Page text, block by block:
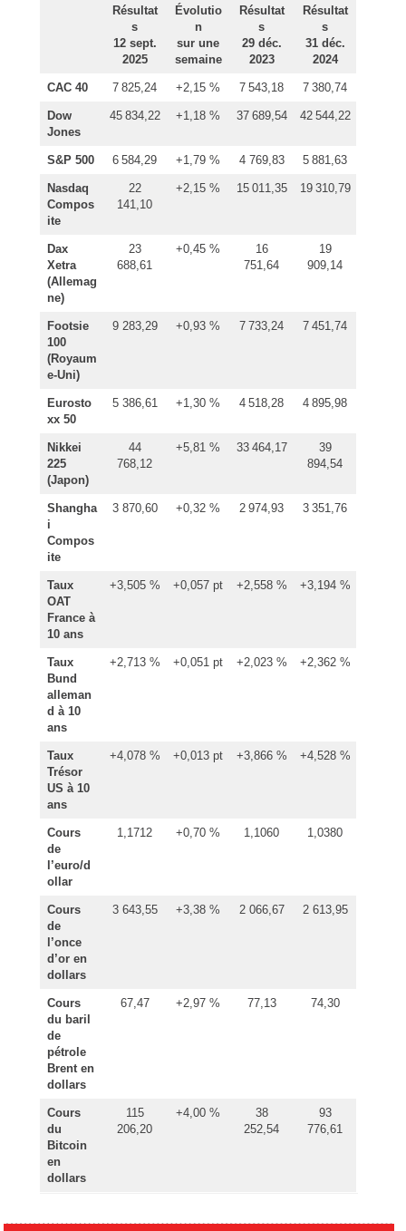
Résultat
s
12 sept.
2025
Évolutio
n
sur une
semaine
Résultat
s
29 déc.
2023
Résultat
s
31 déc.
2024
CAC 40 7 825,24 +2,15 % 7 543,18 7 380,74
Dow
Jones
45 834,22 +1,18 % 37 689,54 42 544,22
S&P 500 6 584,29 +1,79 % 4 769,83 5 881,63
Nasdaq
Compos
ite
22
141,10
+2,15 % 15 011,35 19 310,79
Dax
Xetra
(Allemag
ne)
23
688,61
+0,45 %
16
751,64
19
909,14
Footsie
100
(Royaum
e-Uni)
9 283,29 +0,93 % 7 733,24 7 451,74
Eurosto
xx 50
5 386,61 +1,30 % 4 518,28 4 895,98
Nikkei
225
(Japon)
44
768,12
+5,81 % 33 464,17
39
894,54
Shangha
i
Compos
ite
3 870,60 +0,32 % 2 974,93 3 351,76
Taux
OAT
France à
10 ans
+3,505 % +0,057 pt +2,558 % +3,194 %
Taux
Bund
alleman
d à 10
ans
+2,713 % +0,051 pt +2,023 % +2,362 %
Taux
Trésor
US à 10
ans
+4,078 % +0,013 pt +3,866 % +4,528 %
Cours
de
l’euro/d
ollar
1,1712 +0,70 % 1,1060 1,0380
Cours
de
l’once
d’or en
dollars
3 643,55 +3,38 % 2 066,67 2 613,95
Cours
du baril
de
pétrole
Brent en
dollars
67,47 +2,97 % 77,13 74,30
Cours
du
Bitcoin
en
dollars
115
206,20
+4,00 %
38
252,54
93
776,61